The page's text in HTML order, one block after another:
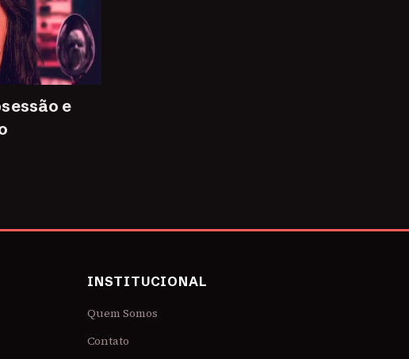
e
INSTITUCIONAL
Quem Somos
Contato